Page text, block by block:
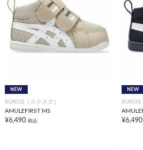
NEW
SUKU2（スクスク）
AMULEFIRST MS
¥6,490 税込
NEW
SUKU2
¥6,490